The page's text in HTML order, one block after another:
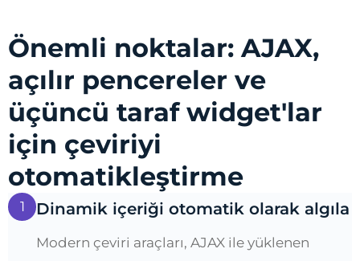
Önemli noktalar: AJAX,
açılır pencereler ve
üçüncü taraf widget'lar
için çeviriyi
otomatikleştirme
1 Dinamik içeriği otomatik olarak algıla
Modern çeviri araçları, AJAX ile yüklenen